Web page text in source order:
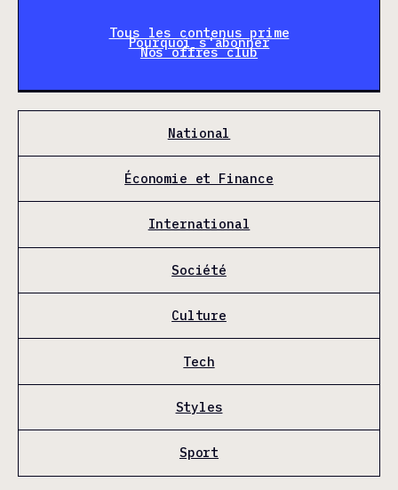
Tous les contenus prime
Pourquoi s'abonner
Nos offres club
National
Économie et Finance
International
Société
Culture
Tech
Styles
Sport